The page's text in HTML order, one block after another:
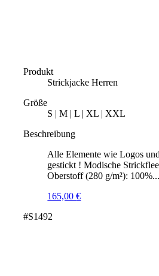
Produkt
Strickjacke Herren
Größe
S | M | L | XL | XXL
Beschreibung
Alle Elemente wie Logos
gestickt ! Modische
Oberstoff (280 g/m²): 100%...
165,00€
#S1492